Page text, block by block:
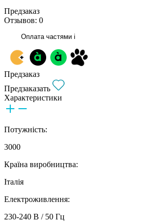
Предзаказ
Отзывов: 0
Оплата частями i
Предзаказ
Предзаказать
Характеристики
Потужність:
3000
Країна виробництва:
Італія
Електроживлення:
230-240 В / 50 Гц